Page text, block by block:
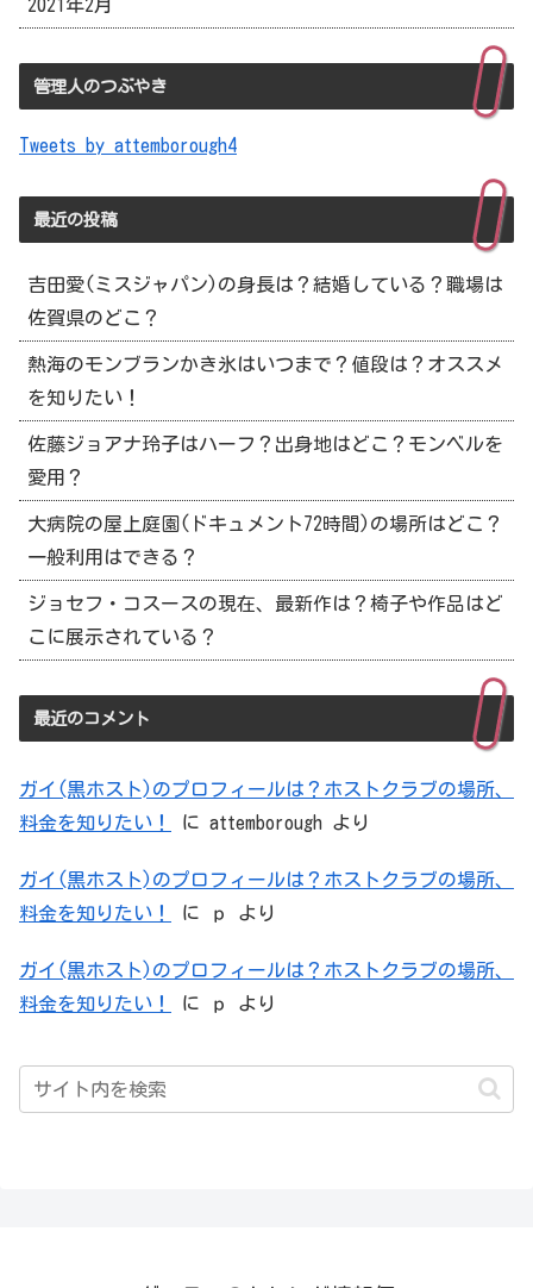
2021年2月
管理人のつぶやき
Tweets by attemborough4
最近の投稿
吉田愛(ミスジャパン)の身長は？結婚している？職場は
佐賀県のどこ？
熱海のモンブランかき氷はいつまで？値段は？オススメ
を知りたい！
佐藤ジョアナ玲子はハーフ？出身地はどこ？モンベルを
愛用？
大病院の屋上庭園(ドキュメント72時間)の場所はどこ？
一般利用はできる？
ジョセフ・コスースの現在、最新作は？椅子や作品はど
こに展示されている？
最近のコメント
ガイ(黒ホスト)のプロフィールは？ホストクラブの場所、
料金を知りたい！
に attemborough より
ガイ(黒ホスト)のプロフィールは？ホストクラブの場所、
料金を知りたい！
に ｐ より
ガイ(黒ホスト)のプロフィールは？ホストクラブの場所、
料金を知りたい！
に ｐ より